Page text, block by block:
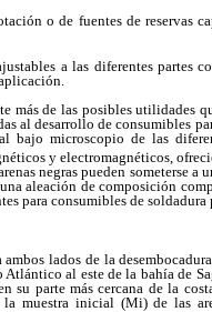
o de fuentes de reservas
a las diferentes partes
más de las posibles utilidades
al desarrollo de consumibles
bajo microscopio de las
y electromagnéticos,
negras pueden someterse
aleación de composición
para consumibles de
lados de la
al este de la bahía de
su parte más cercana de la
muestra inicial (Mi) de las